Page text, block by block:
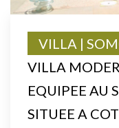
VILLA
EQUIPEE AU
SITUEE A
VILLA |